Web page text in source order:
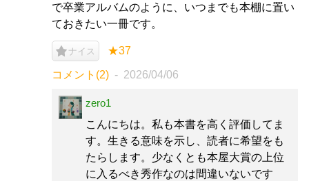
で卒業アルバムのように、いつまでも本棚に置い
ておきたい一冊です。
ナイス ★37
コメント(2) 2026/04/06
zero1
こんにちは。私も本書を高く評価してま
す。生きる意味を示し、読者に希望をも
たらします。少なくとも本屋大賞の上位
に入るべき秀作なのは間違いないです